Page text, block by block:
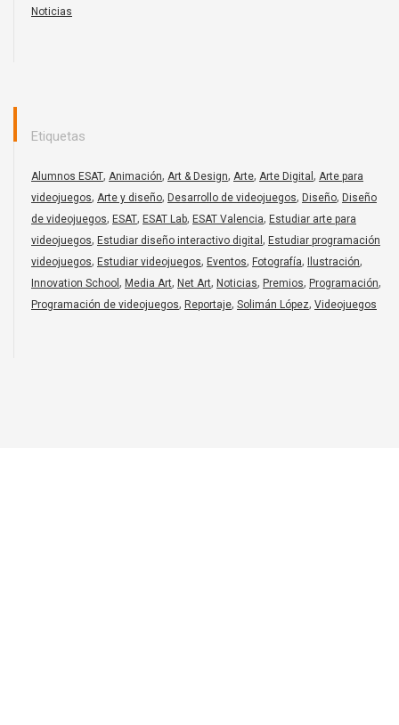
Noticias
Etiquetas
Alumnos ESAT, Animación, Art & Design, Arte, Arte Digital , Arte para
videojuegos, Arte y diseño, Desarrollo de videojuegos, Diseño, Diseño
de videojuegos, ESAT, ESAT Lab, ESAT Valencia, Estudiar arte para
videojuegos, Estudiar diseño interactivo digital , Estudiar programación
videojuegos, Estudiar videojuegos, Eventos, Fotografía, Ilustración,
Innovation School , Media Art, Net Art, Noticias, Premios, Programación,
Programación de videojuegos, Reportaje, Solimán López, Videojuegos